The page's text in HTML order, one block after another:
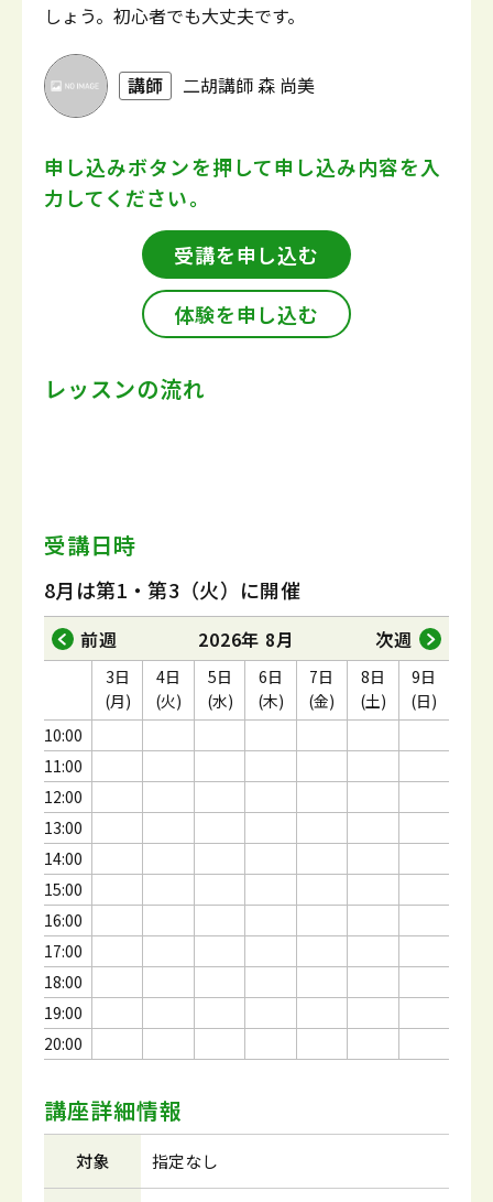
しょう。初心者でも大丈夫です。
講師 二胡講師 森 尚美
申し込みボタンを押して申し込み内容を入
力してください。
受講を申し込む
体験を申し込む
レッスンの流れ
受講日時
8月は第1・第3（火）に開催
前週 2026年 8月 次週
10:00
11:00
12:00
13:00
14:00
15:00
16:00
17:00
18:00
19:00
20:00
3日
(月)
4日
(火)
5日
(水)
6日
(木)
7日
(金)
8日
(土)
9日
(日)
講座詳細情報
対象 指定なし